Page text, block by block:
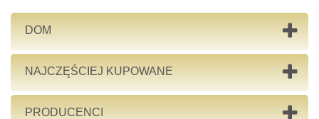
DOM
NAJCZĘŚCIEJ KUPOWANE
PRODUCENCI